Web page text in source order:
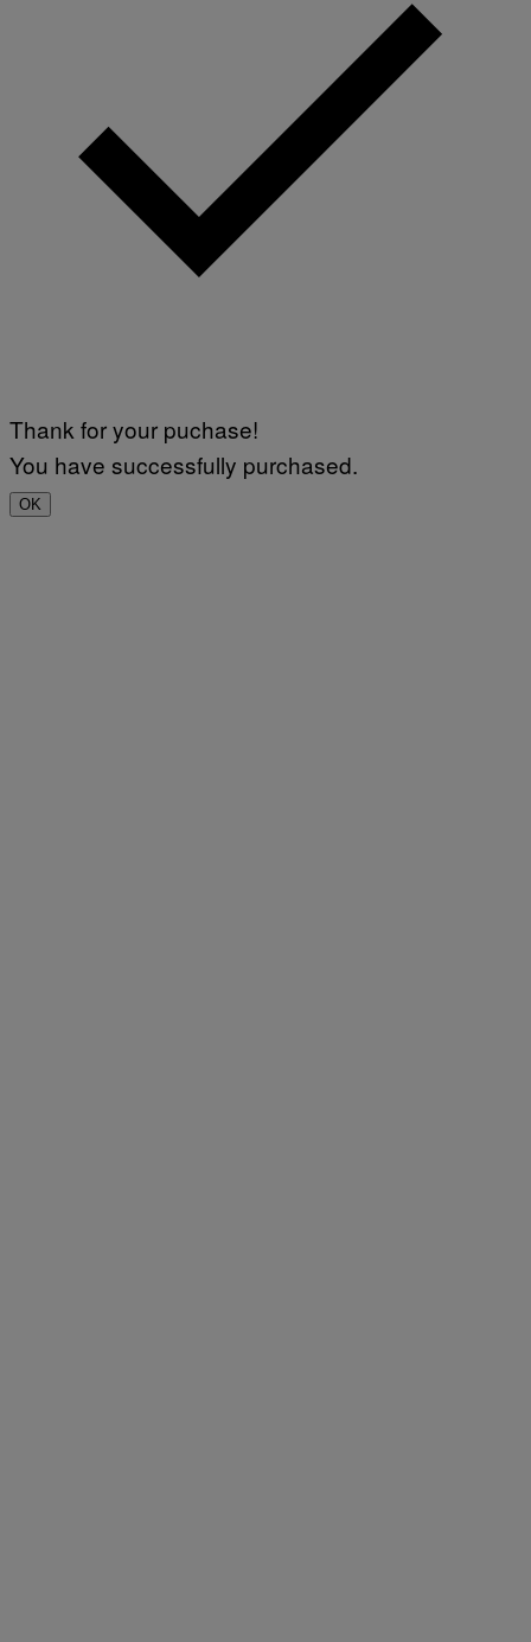
Thank for your puchase!
You have successfully purchased.
OK